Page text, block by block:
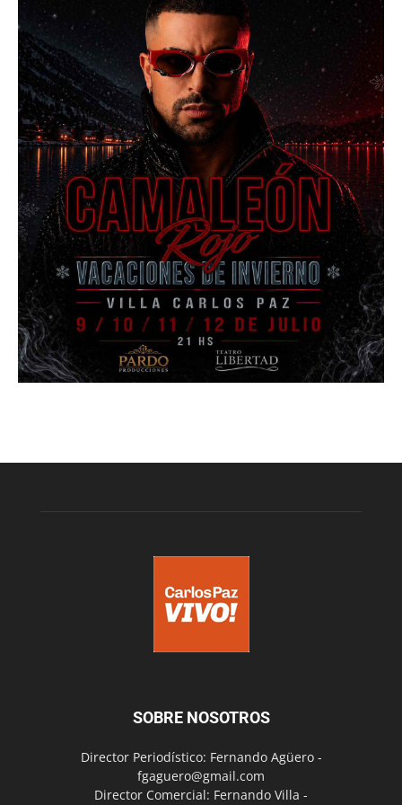
SOBRE NOSOTROS
Director Periodístico: Fernando Agüero -
fgaguero@gmail.com
Director Comercial: Fernando Villa -